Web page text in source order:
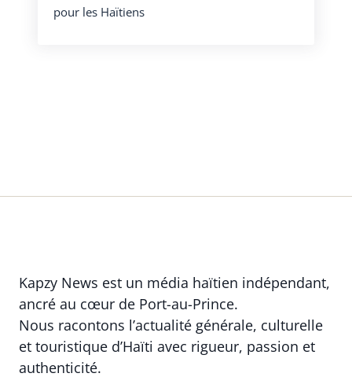
pour les Haïtiens
Kapzy News est un média haïtien indépendant,
ancré au cœur de Port-au-Prince.
Nous racontons l’actualité générale, culturelle
et touristique d’Haïti avec rigueur, passion et
authenticité.